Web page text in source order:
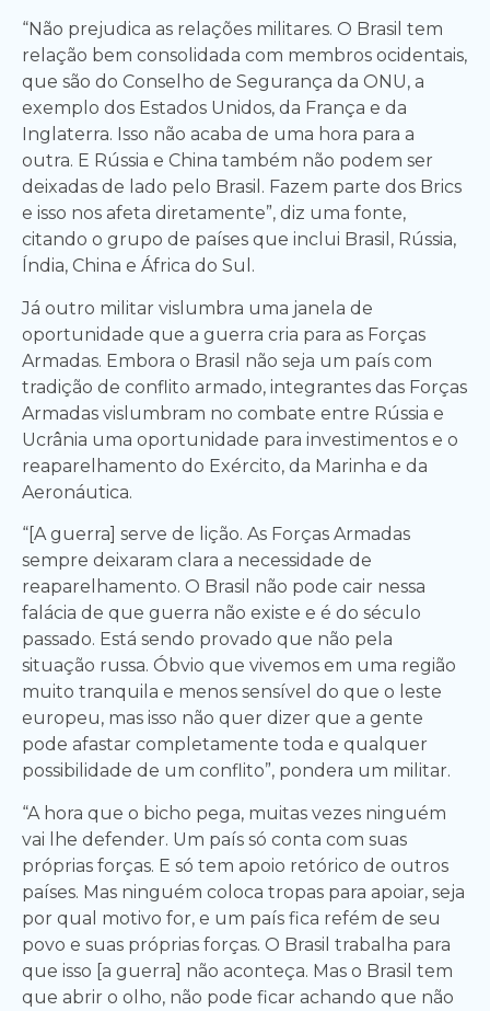
“Não prejudica as relações militares. O Brasil tem
relação bem consolidada com membros ocidentais,
que são do Conselho de Segurança da ONU, a
exemplo dos Estados Unidos, da França e da
Inglaterra. Isso não acaba de uma hora para a
outra. E Rússia e China também não podem ser
deixadas de lado pelo Brasil. Fazem parte dos Brics
e isso nos afeta diretamente”, diz uma fonte,
citando o grupo de países que inclui Brasil, Rússia,
Índia, China e África do Sul.
Já outro militar vislumbra uma janela de
oportunidade que a guerra cria para as Forças
Armadas. Embora o Brasil não seja um país com
tradição de conflito armado, integrantes das Forças
Armadas vislumbram no combate entre Rússia e
Ucrânia uma oportunidade para investimentos e o
reaparelhamento do Exército, da Marinha e da
Aeronáutica.
“[A guerra] serve de lição. As Forças Armadas
sempre deixaram clara a necessidade de
reaparelhamento. O Brasil não pode cair nessa
falácia de que guerra não existe e é do século
passado. Está sendo provado que não pela
situação russa. Óbvio que vivemos em uma região
muito tranquila e menos sensível do que o leste
europeu, mas isso não quer dizer que a gente
pode afastar completamente toda e qualquer
possibilidade de um conflito”, pondera um militar.
“A hora que o bicho pega, muitas vezes ninguém
vai lhe defender. Um país só conta com suas
próprias forças. E só tem apoio retórico de outros
países. Mas ninguém coloca tropas para apoiar, seja
por qual motivo for, e um país fica refém de seu
povo e suas próprias forças. O Brasil trabalha para
que isso [a guerra] não aconteça. Mas o Brasil tem
que abrir o olho, não pode ficar achando que não